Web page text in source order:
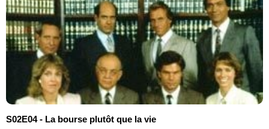
S02E04 - La bourse plutôt que la vie